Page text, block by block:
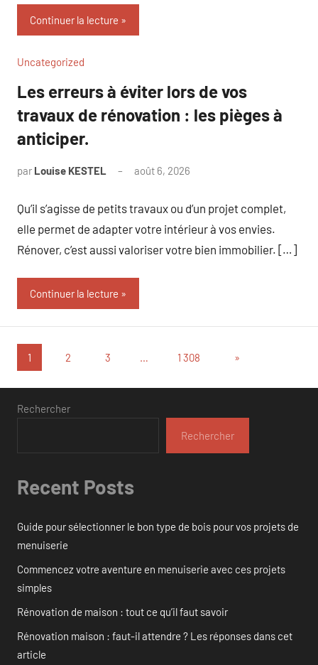
Continuer la lecture
Uncategorized
Les erreurs à éviter lors de vos
travaux de rénovation : les pièges à
anticiper.
par Louise KESTEL août 6, 2026
Qu’il s’agisse de petits travaux ou d’un projet complet,
elle permet de adapter votre intérieur à vos envies.
Rénover, c’est aussi valoriser votre bien immobilier. […]
Continuer la lecture
Pagination
des
publications
1 2 3 … 1 308
Articles
»
Rechercher
Rechercher
Recent Posts
Guide pour sélectionner le bon type de bois pour vos projets de
menuiserie
Commencez votre aventure en menuiserie avec ces projets
simples
Rénovation de maison : tout ce qu’il faut savoir
Rénovation maison : faut-il attendre ? Les réponses dans cet
article